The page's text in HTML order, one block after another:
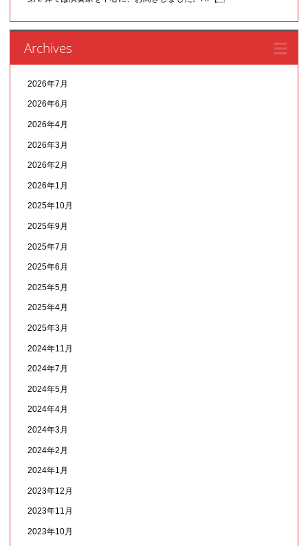
Archives
2026年7月
2026年6月
2026年4月
2026年3月
2026年2月
2026年1月
2025年10月
2025年9月
2025年7月
2025年6月
2025年5月
2025年4月
2025年3月
2024年11月
2024年7月
2024年5月
2024年4月
2024年3月
2024年2月
2024年1月
2023年12月
2023年11月
2023年10月